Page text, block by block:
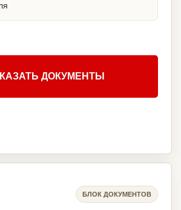
ДОКУМЕНТЫ
БЛОК ДОКУМЕНТОВ